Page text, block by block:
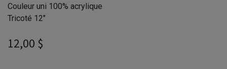
Couleur uni 100% acrylique
Tricoté 12"
12,00 $